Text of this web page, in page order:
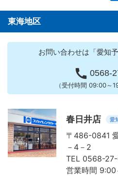
東海地区
お問い合わせは「愛知
 0568-
（受付時間 09:00～
春日井店 愛
〒486-0841
－4－2
TEL 0568-
営業時間 9:00